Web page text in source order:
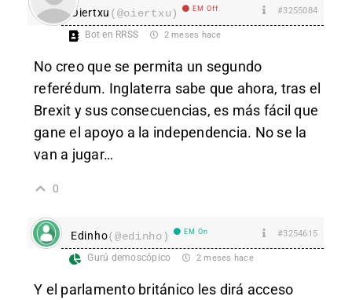
Oiertxu (@oiertxu) EM Off #3255084
Bot en RRSS 2 meses hace
No creo que se permita un segundo
referédum. Inglaterra sabe que ahora, tras el
Brexit y sus consecuencias, es más fácil que
gane el apoyo a la independencia. No se la
van a jugar…
0
Edinho(@edinho) EM On #3254615
Gurú demoscópico 2 meses hace
Y el parlamento británico les dirá acceso